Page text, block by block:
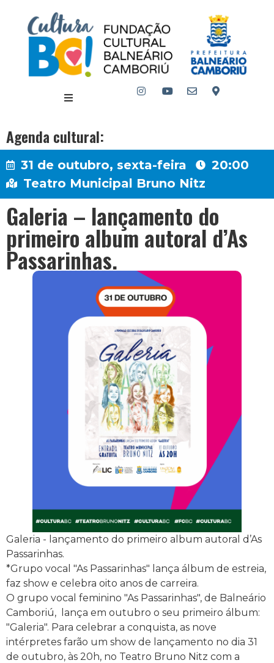
Agenda cultural:
31 de outubro, sexta-feira
20:00
Teatro Municipal Bruno Nitz
Galeria – lançamento do
primeiro album autoral d’As
Passarinhas.
Galeria - lançamento do primeiro album autoral d’As
Passarinhas.
*Grupo vocal "As Passarinhas" lança álbum de estreia,
faz show e celebra oito anos de carreira.
O grupo vocal feminino "As Passarinhas", de Balneário
Camboriú, lança em outubro o seu primeiro álbum:
"Galeria". Para celebrar a conquista, as nove
intérpretes farão um show de lançamento no dia 31
de outubro, às 20h, no Teatro Bruno Nitz com a